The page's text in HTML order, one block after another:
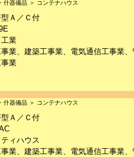
什器備品 ＞ コンテナハウス
Ａ／Ｃ付
工業
業、建築工事業、電気通信工事業
業
什器備品 ＞ コンテナハウス
Ａ／Ｃ付
ィハウス
業、建築工事業、電気通信工事業